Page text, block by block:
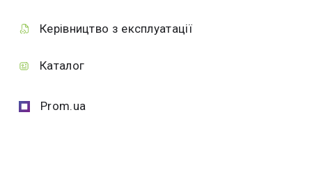
Керівництво з експлуатації
Каталог
Prom.ua